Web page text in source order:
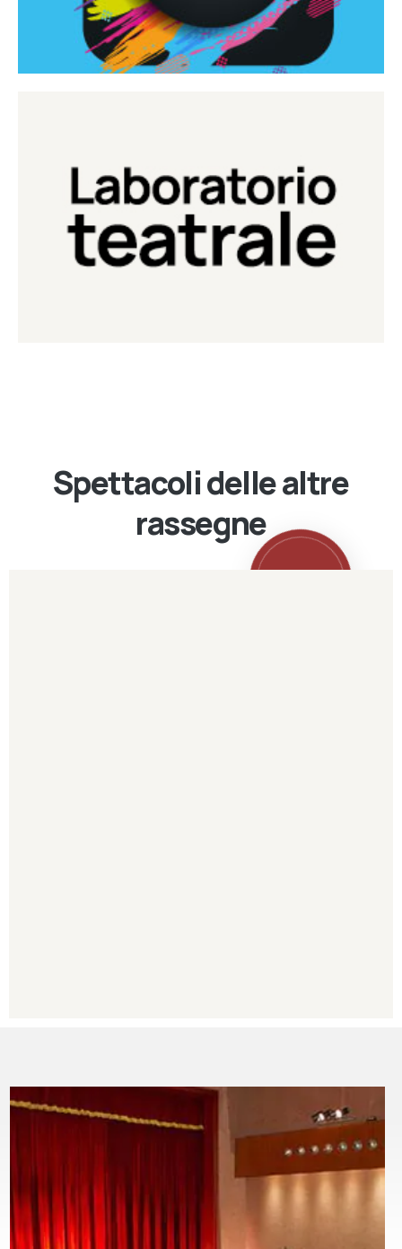
Laboratorio Teatrale
Laboratorio di teatro del Teatro Eduardo de Filippo
Continua
Spettacoli delle altre
rassegne